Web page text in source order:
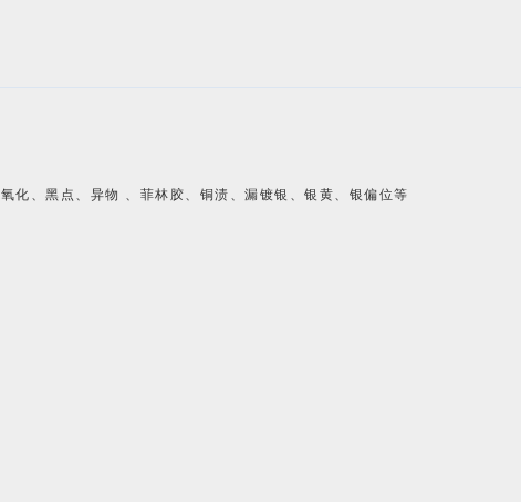
氧化、黑点、异物 、菲林胶、铜渍、漏镀银、银黄、银偏位等